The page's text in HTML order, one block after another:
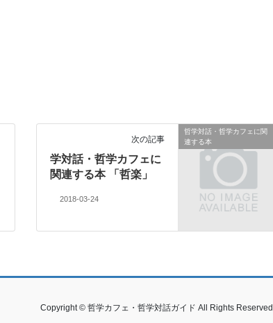
哲学対話・哲学カフェに関
連する本
次の記事
学対話・哲学カフェに
関連する本 「哲楽」
2018-03-24
Copyright © 哲学カフェ・哲学対話ガイド All Rights Reserved.